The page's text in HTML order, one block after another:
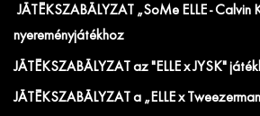
JÁTÉKSZABÁLYZAT „SoMe ELLE - Calvin
nyereményjátékhoz
JÁTÉKSZABÁLYZAT az "ELLE x JYSK"
JÁTÉKSZABÁLYZAT a „ELLE x